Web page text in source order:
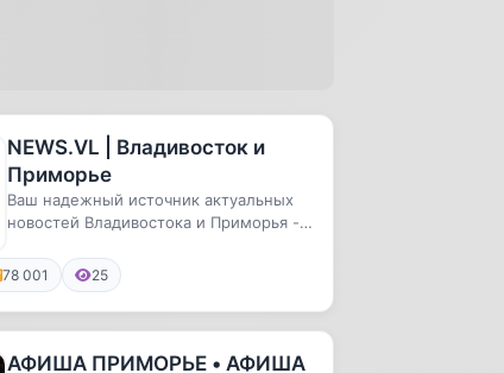
NEWS.VL | Владивосток и
Приморье
Ваш надежный источник актуальных
новостей Владивостока и Приморья -
78 001 25
АФИША ПРИМОРЬЕ • АФИША